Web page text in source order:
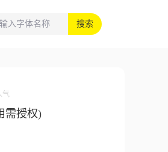
搜索
气
需授权)